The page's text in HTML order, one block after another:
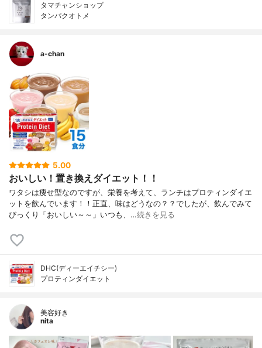
タマチャンショップ
タンパクオトメ
a-chan
5.00
おいしい！置き換えダイエット！！
ワタシは痩せ型なのですが、栄養を考えて、ランチはプロティンダイエ
ットを飲んでいます！！正直、味はどうなの？？でしたが、飲んでみて
びっくり「おいしい～～」いつも、…続きを見る
DHC(ディーエイチシー)
プロティンダイエット
美容好き
nita